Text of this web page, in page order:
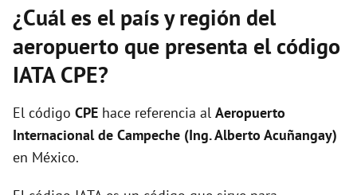
¿Cuál es el país y región del
aeropuerto que presenta el código
IATA CPE?
El código CPE hace referencia al Aeropuerto
Internacional de Campeche (Ing. Alberto Acuñangay)
en México.